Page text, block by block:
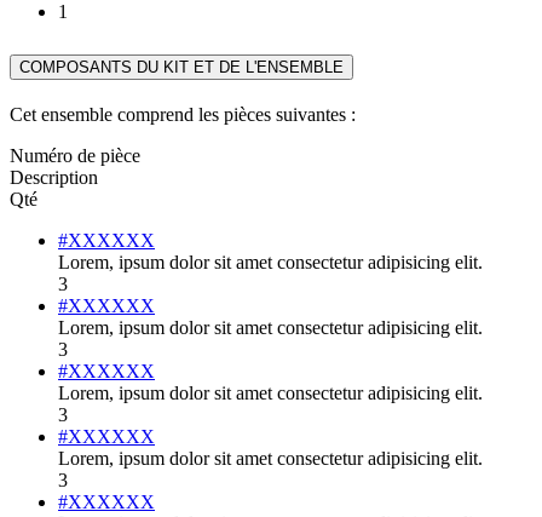
1
COMPOSANTS DU KIT ET DE L'ENSEMBLE
Cet ensemble comprend les pièces suivantes :
Numéro de pièce
Description
Qté
#XXXXXX
Lorem, ipsum dolor sit amet consectetur adipisicing elit.
3
#XXXXXX
Lorem, ipsum dolor sit amet consectetur adipisicing elit.
3
#XXXXXX
Lorem, ipsum dolor sit amet consectetur adipisicing elit.
3
#XXXXXX
Lorem, ipsum dolor sit amet consectetur adipisicing elit.
3
#XXXXXX